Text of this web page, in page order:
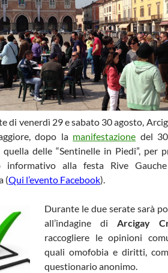
di venerdì 29 e sabato 30 agosto,
dopo la manifestazione del
delle “Sentinelle in Piedi”, per
informativo alla festa Rive
(Qui l’evento Facebook).
Durante le due serate sarà
all’indagine di Arcigay
raccogliere le opinioni
quali omofobia e diritti,
questionario anonimo.